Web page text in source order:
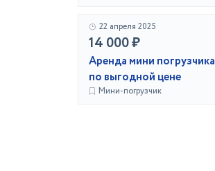
22 апреля 2025
14 000 ₽
Аренда мини погрузчика
по выгодной цене
Мини-погрузчик